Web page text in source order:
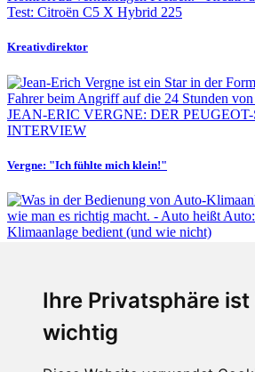
Ihre Privatsphäre ist
wichtig
Test: Citroën C5 X Hybrid 225
Kreativdirektor
JEAN-ERIC VERGNE: DER
INTERVIEW
Vergne: "Ich fühlte mich klein!"
Auto heißt Auto: Wie man die Klimaanlage